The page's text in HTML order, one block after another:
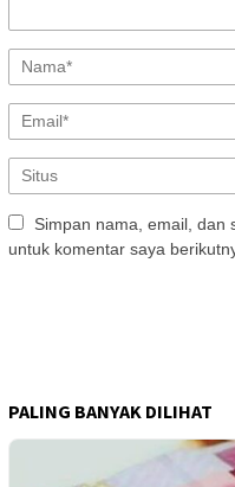
Simpan nama, email, dan
untuk komentar saya
PALING BANYAK DILIHAT